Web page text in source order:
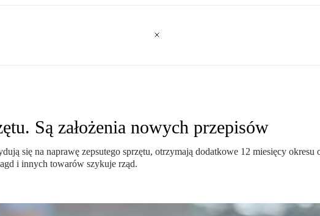
Są założenia nowych przepisów
się na naprawę zepsutego sprzętu, otrzymają dodatkowe 12 miesięcy
i innych towarów szykuje rząd.